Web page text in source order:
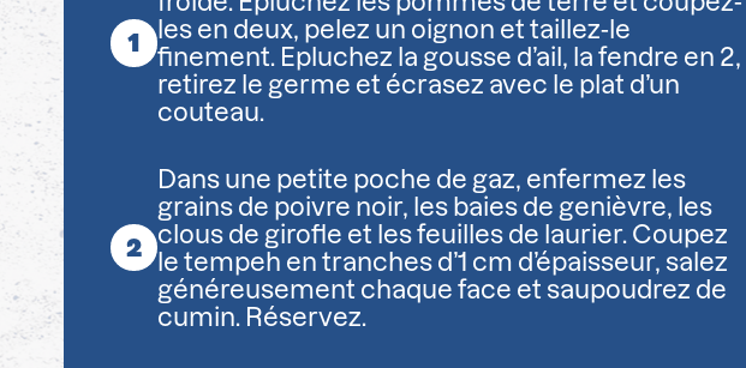
les en deux, pelez un oignon et taillez-le
finement. Epluchez la gousse d’ail, la fendre en 2,
retirez le germe et écrasez avec le plat d’un
couteau.
Dans une petite poche de gaz, enfermez les
grains de poivre noir, les baies de genièvre, les
clous de girofle et les feuilles de laurier. Coupez
le tempeh en tranches d’1 cm d’épaisseur, salez
généreusement chaque face et saupoudrez de
cumin. Réservez.